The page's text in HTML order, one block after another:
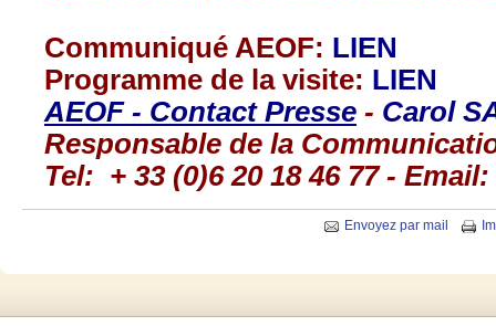
Communiqué AEOF: LIEN
Programme de la visite: LIEN
AEOF- Contact Presse - Carol
Responsable de la
Tel: + 33 (0)6 20 18 46 77 -
Envoyez par mail